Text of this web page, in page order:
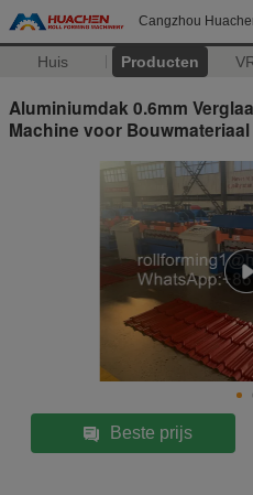
Cangzhou
Huis Producten
Aluminiumdak 0.6mm
Machine voor
Beste prijs